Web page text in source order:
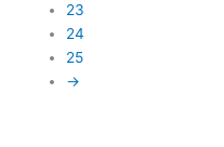
23
24
25
→